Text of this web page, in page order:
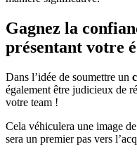
Gagnez la
présentant votre
Dans l’idée de soumettre un
également être judicieux de
votre team !
Cela véhiculera une image de
sera un premier pas vers